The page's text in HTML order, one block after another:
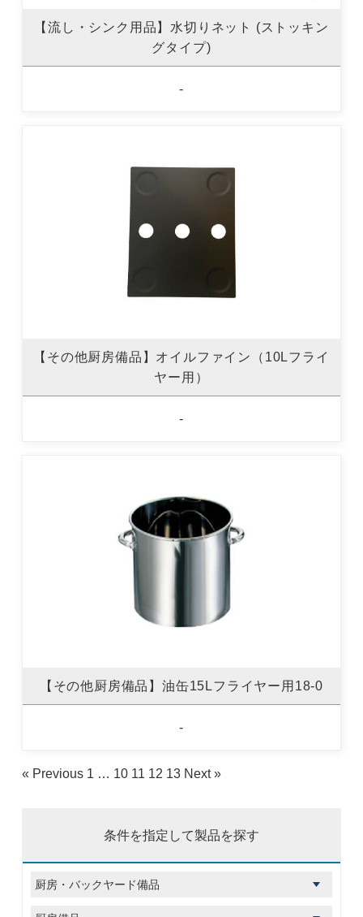
【流し・シンク用品】水切りネット (ストッキン
グタイプ)
-
【その他厨房備品】オイルファイン（10Lフライ
ヤー用）
-
【その他厨房備品】油缶15Lフライヤー用18-0
-
« Previous 1 … 10 11 12 13 Next »
条件を指定して製品を探す